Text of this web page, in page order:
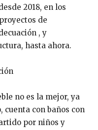
2018, en los
de
, y
hasta ahora.
no es la mejor, ya
con baños con
por niños y